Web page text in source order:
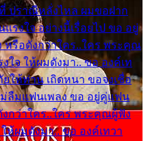
ปราณีหลั่งไหล ผมขอฝาก
รงใจ อย่างนี้เรื่อยไป ขอ อยู่
หรือดังกว่าใคร..ใคร พระคุณ
ใจ ให้ผมดังมา.. ขอ องค์เท
ให้ท่าน เถิดหนา ขอจงเชื่อ
ม่ลืมแฟนเพลง ขอ อยู่คู่แฟน
งกว่าใคร..ใคร พระคุณผู้ฟัง
ห้ผมดังมา.. ขอ องค์เทวา